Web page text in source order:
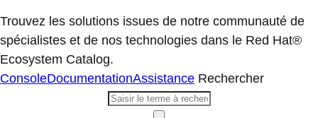
Trouvez les solutions issues de notre communauté de
spécialistes et de nos technologies dans le Red Hat®
Ecosystem Catalog.
ConsoleDocumentationAssistance Rechercher